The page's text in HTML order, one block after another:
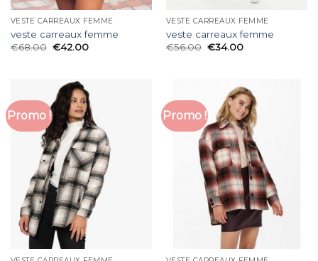
VESTE CARREAUX FEMME
veste carreaux femme
€68.00 €42.00
VESTE CARREAUX FEMME
veste carreaux femme
€56.00 €34.00
Promo ! Promo !